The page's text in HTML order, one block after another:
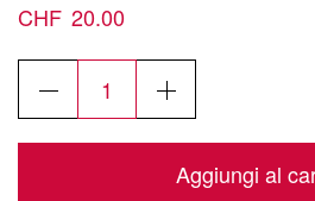
CHF 20.00
cose
scritte
Aggiungi al